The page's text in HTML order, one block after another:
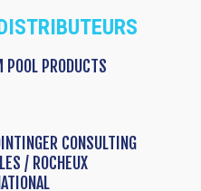
POOL PRODUCTS
CONSULTING
/ ROCHEUX